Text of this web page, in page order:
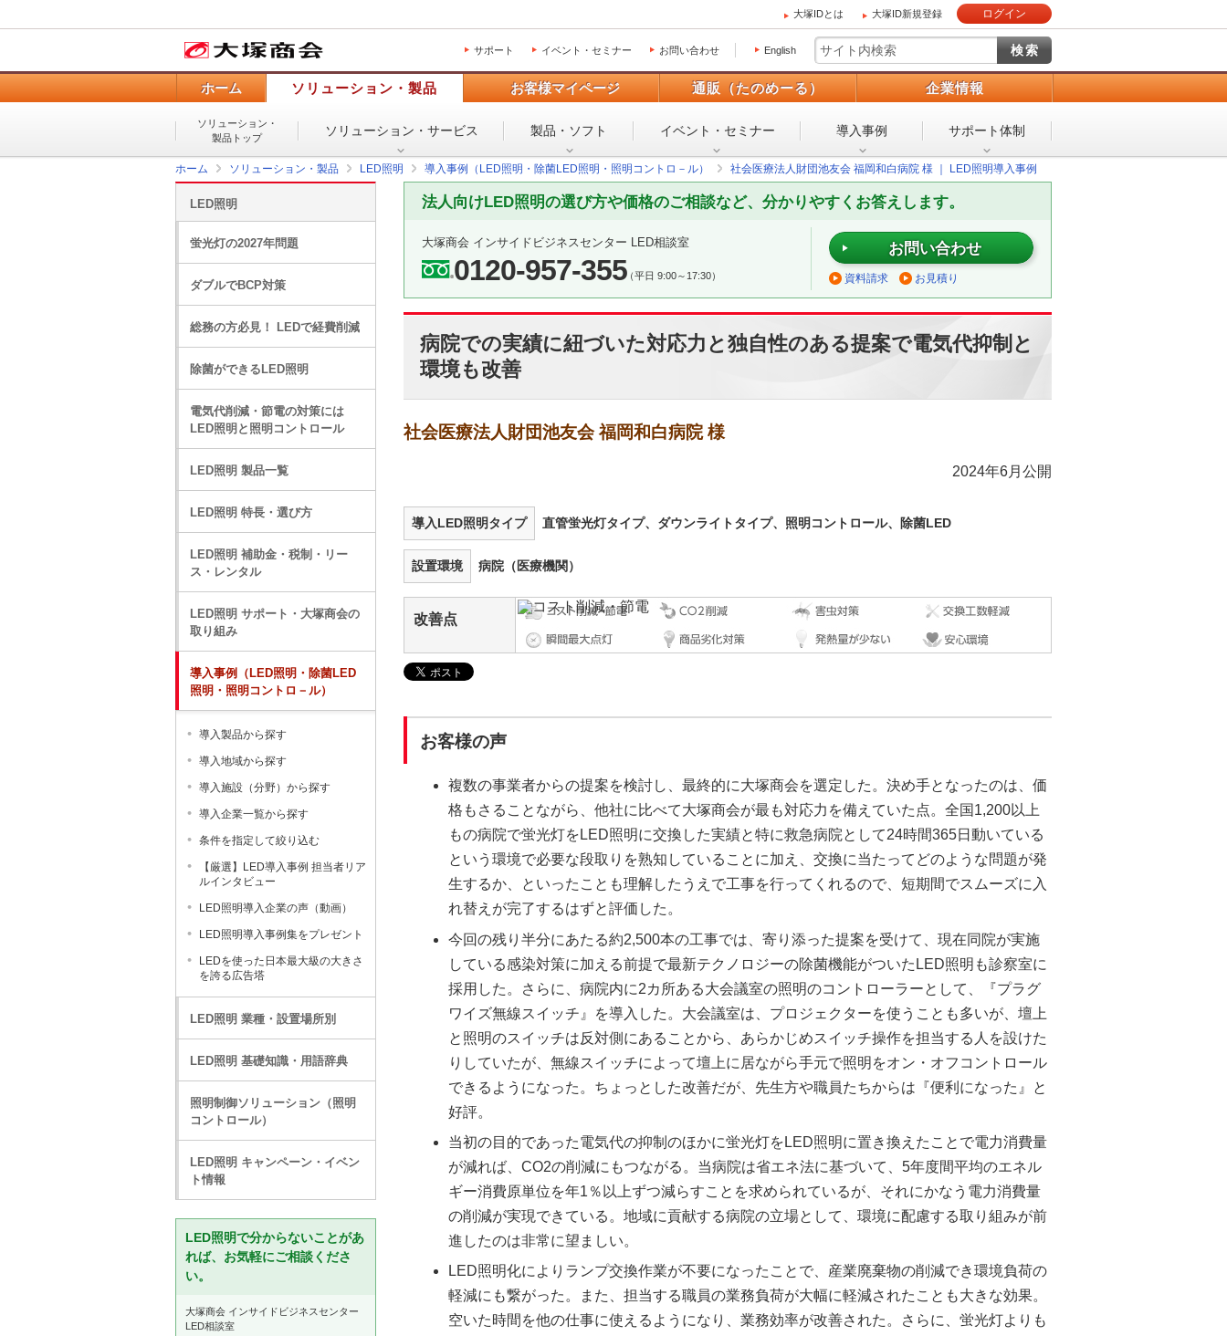
大塚IDとは 大塚ID新規登録 ログイン
サポート イベント・セミナー お問い合わせ English
ホーム ソリューション・製品 お客様マイページ 通販（たのめーる） 企業情報
ソリューション・
製品トップ
ソリューション・ サービス 製品・ソフト イベント・ セミナー 導入事例 サポート体制
ホーム ソリューション・製品 LED照明 導入事例（LED照明・除菌LED照明・照明コントロ－ル） 社会医療法人財団池友会 福岡和白病院 様 ｜ LED照明導入事例
法人向けLED照明の選び方や価格のご相談など、分かりやすくお答えします。
大塚商会 インサイドビジネスセンター LED相談室
0120-957-355（平日 9:00～17:30）
お問い合わせ
資料請求 お見積り
病院での実績に紐づいた対応力と独自性のある提案で電気代抑制と
環境も改善
社会医療法人財団池友会 福岡和白病院 様
2024年6月公開
導入LED照明タイプ 直管蛍光灯タイプ、ダウンライトタイプ、照明コントロール、除菌LED
設置環境 病院（医療機関）
改善点
お客様の声
複数の事業者からの提案を検討し、最終的に大塚商会を選定した。決め手となったのは、価
格もさることながら、他社に比べて大塚商会が最も対応力を備えていた点。全国1,200以上
もの病院で蛍光灯をLED照明に交換した実績と特に救急病院として24時間365日動いている
という環境で必要な段取りを熟知していることに加え、交換に当たってどのような問題が発
生するか、といったことも理解したうえで工事を行ってくれるので、短期間でスムーズに入
れ替えが完了するはずと評価した。
今回の残り半分にあたる約2,500本の工事では、寄り添った提案を受けて、現在同院が実施
している感染対策に加える前提で最新テクノロジーの除菌機能がついたLED照明も診察室に
採用した。さらに、病院内に2カ所ある大会議室の照明のコントローラーとして、『プラグ
ワイズ無線スイッチ』を導入した。大会議室は、プロジェクターを使うことも多いが、壇上
と照明のスイッチは反対側にあることから、あらかじめスイッチ操作を担当する人を設けた
りしていたが、無線スイッチによって壇上に居ながら手元で照明をオン・オフコントロール
できるようになった。ちょっとした改善だが、先生方や職員たちからは『便利になった』と
好評。
当初の目的であった電気代の抑制のほかに蛍光灯をLED照明に置き換えたことで電力消費量
が減れば、CO2の削減にもつながる。当病院は省エネ法に基づいて、5年度間平均のエネル
ギー消費原単位を年1％以上ずつ減らすことを求められているが、それにかなう電力消費量
の削減が実現できている。地域に貢献する病院の立場として、環境に配慮する取り組みが前
進したのは非常に望ましい。
LED照明化によりランプ交換作業が不要になったことで、産業廃棄物の削減でき環境負荷の
軽減にも繋がった。また、担当する職員の業務負荷が大幅に軽減されたことも大きな効果。
空いた時間を他の仕事に使えるようになり、業務効率が改善された。さらに、蛍光灯よりも
LED照明
蛍光灯の2027年問題
ダブルでBCP対策
総務の方必見！ LEDで経費削減
除菌ができるLED照明
電気代削減・節電の対策には
LED照明と照明コントロール
LED照明 製品一覧
LED照明 特長・選び方
LED照明 補助金・税制・リー
ス・レンタル
LED照明 サポート・大塚商会の
取り組み
導入事例（LED照明・除菌LED
照明・照明コントロ－ル）
導入製品から探す
導入地域から探す
導入施設（分野）から探す
導入企業一覧から探す
条件を指定して絞り込む
【厳選】LED導入事例 担当者リア
ルインタビュー
LED照明導入企業の声（動画）
LED照明導入事例集をプレゼント
LEDを使った日本最大級の大きさ
を誇る広告塔
LED照明 業種・設置場所別
LED照明 基礎知識・用語辞典
照明制御ソリューション（照明
コントロール）
LED照明 キャンペーン・イベン
ト情報
LED照明で分からないことがあ
れば、お気軽にご相談くださ
い。
大塚商会 インサイドビジネスセンター
LED相談室